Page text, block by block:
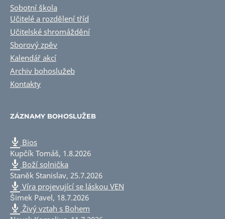
Sobotní škola
Učitelé a rozdělení tříd
Učitelské shromáždění
Sborový zpěv
Kalendář akcí
Archiv bohoslužeb
Kontakty
ZÁZNAMY BOHOSLUŽEB
Bios
Kupčík Tomáš, 1.8.2026
Boží solnička
Staněk Stanislav, 25.7.2026
Víra projevující se láskou VEN
Šimek Pavel, 18.7.2026
Živý vztah s Bohem